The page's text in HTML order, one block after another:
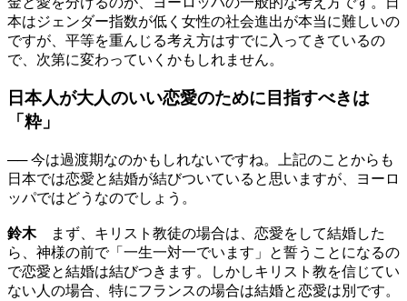
本はジェンダー指数が低く女性の社会進出が本当に難しいの
ですが、平等を重んじる考え方はすでに入ってきているの
で、次第に変わっていくかもしれません。
日本人が大人のいい恋愛のために目指すべきは
「粋」
── 今は過渡期なのかもしれないですね。上記のことからも
日本では恋愛と結婚が結びついていると思いますが、ヨーロ
ッパではどうなのでしょう。
鈴木まず、キリスト教徒の場合は、恋愛をして結婚した
ら、神様の前で「一生一対一でいます」と誓うことになるの
で恋愛と結婚は結びつきます。しかしキリスト教を信じてい
ない人の場合、特にフランスの場合は結婚と恋愛は別です。